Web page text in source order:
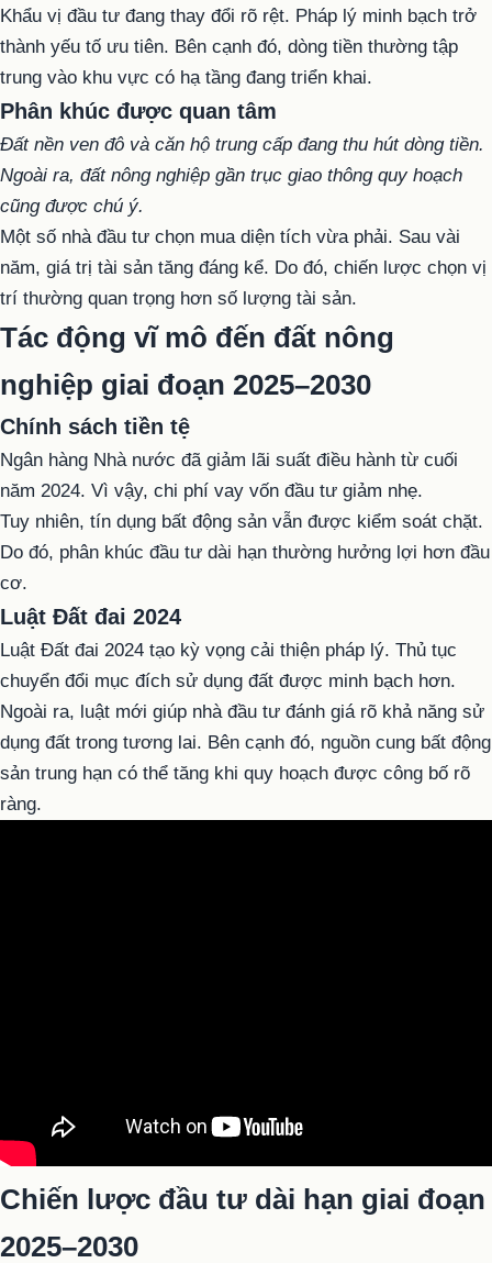
Khẩu vị đầu tư đang thay đổi rõ rệt. Pháp lý minh bạch trở
thành yếu tố ưu tiên. Bên cạnh đó, dòng tiền thường tập
trung vào khu vực có hạ tầng đang triển khai.
Phân khúc được quan tâm
Đất nền ven đô và căn hộ trung cấp đang thu hút dòng tiền.
Ngoài ra, đất nông nghiệp gần trục giao thông quy hoạch
cũng được chú ý.
Một số nhà đầu tư chọn mua diện tích vừa phải. Sau vài
năm, giá trị tài sản tăng đáng kể. Do đó, chiến lược chọn vị
trí thường quan trọng hơn số lượng tài sản.
Tác động vĩ mô đến đất nông
nghiệp giai đoạn 2025–2030
Chính sách tiền tệ
Ngân hàng Nhà nước đã giảm lãi suất điều hành từ cuối
năm 2024. Vì vậy, chi phí vay vốn đầu tư giảm nhẹ.
Tuy nhiên, tín dụng bất động sản vẫn được kiểm soát chặt.
Do đó, phân khúc đầu tư dài hạn thường hưởng lợi hơn đầu
cơ.
Luật Đất đai 2024
Luật Đất đai 2024 tạo kỳ vọng cải thiện pháp lý. Thủ tục
chuyển đổi mục đích sử dụng đất được minh bạch hơn.
Ngoài ra, luật mới giúp nhà đầu tư đánh giá rõ khả năng sử
dụng đất trong tương lai. Bên cạnh đó, nguồn cung bất động
sản trung hạn có thể tăng khi quy hoạch được công bố rõ
ràng.
Chiến lược đầu tư dài hạn giai đoạn
2025–2030